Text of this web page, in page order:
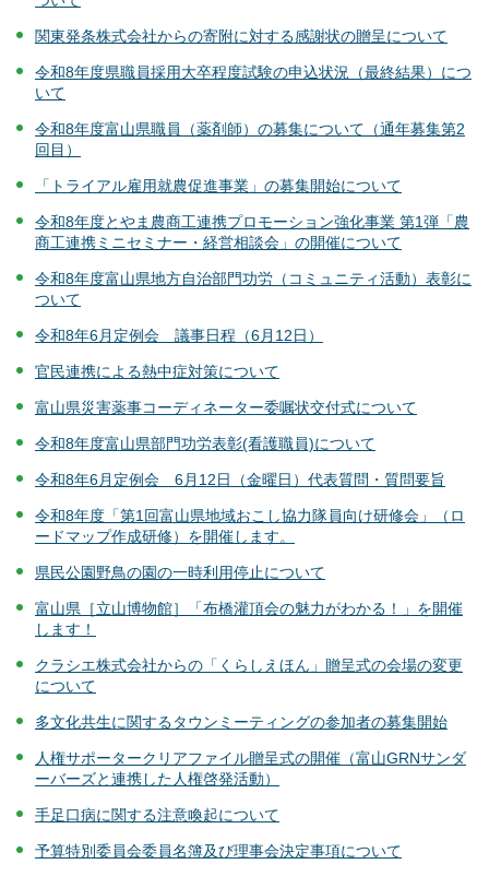
関東発条株式会社からの寄附に対する感謝状の贈呈について
令和8年度県職員採用大卒程度試験の申込状況（最終結果）につ
いて
令和8年度富山県職員（薬剤師）の募集について（通年募集第2
回目）
「トライアル雇用就農促進事業」の募集開始について
令和8年度とやま農商工連携プロモーション強化事業 第1弾「農
商工連携ミニセミナー・経営相談会」の開催について
令和8年度富山県地方自治部門功労（コミュニティ活動）表彰に
ついて
令和8年6月定例会 議事日程（6月12日）
官民連携による熱中症対策について
富山県災害薬事コーディネーター委嘱状交付式について
令和8年度富山県部門功労表彰(看護職員)について
令和8年6月定例会 6月12日（金曜日）代表質問・質問要旨
令和8年度「第1回富山県地域おこし協力隊員向け研修会」（ロ
ードマップ作成研修）を開催します。
県民公園野鳥の園の一時利用停止について
富山県［立山博物館］「布橋灌頂会の魅力がわかる！」を開催
します！
クラシエ株式会社からの「くらしえほん」贈呈式の会場の変更
について
多文化共生に関するタウンミーティングの参加者の募集開始
人権サポータークリアファイル贈呈式の開催（富山GRNサンダ
ーバーズと連携した人権啓発活動）
手足口病に関する注意喚起について
予算特別委員会委員名簿及び理事会決定事項について